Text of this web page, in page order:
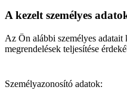
A kezelt személyes
Az Ön alábbi személyes
megrendelések teljesítése
Személyazonosító adatok: